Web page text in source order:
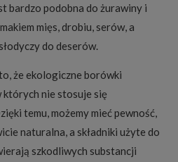
bardzo podobna do żurawiny i
mięs, drobiu, serów, a
do deserów.
że ekologiczne borówki
których nie stosuje się
temu, możemy mieć pewność,
naturalna, a składniki użyte do
szkodliwych substancji